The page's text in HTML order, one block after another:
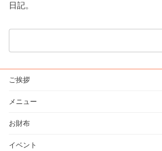
日記。
検
ご挨拶
メニュー
お財布
イベント